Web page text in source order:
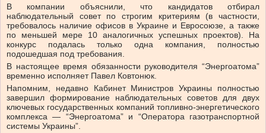
В компании объяснили, что кандидатов отбирал
наблюдательный совет по строгим критериям (в частности,
требовалось наличие офисов в Украине и Евросоюзе, а также
по меньшей мере 10 аналогичных успешных проектов). На
конкурс подалась только одна компания, полностью
подошедшая под требования.
В настоящее время обязанности руководителя “Энергоатома”
временно исполняет Павел Ковтонюк.
Напомним, недавно Кабинет Министров Украины полностью
завершил формирование наблюдательных советов для двух
ключевых государственных компаний топливно-энергетического
комплекса — “Энергоатома” и “Оператора газотранспортной
системы Украины”.